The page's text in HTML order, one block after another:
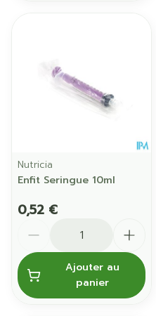
Nutricia
Enfit Seringue 10ml
0,52 €
Ajouter au
panier